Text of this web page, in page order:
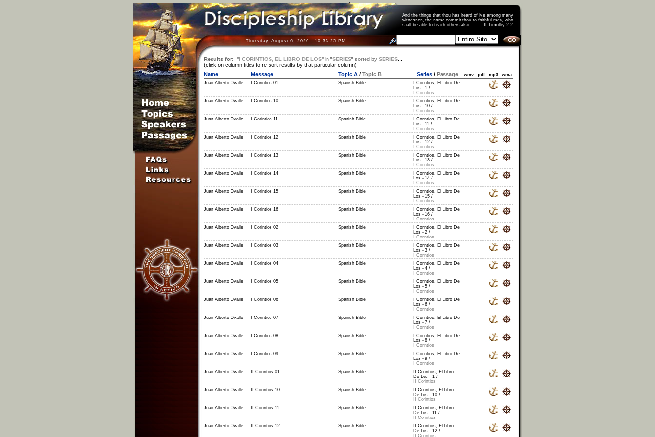
And the things that thou has heard of Me among many
witnesses, the same commit thou to faithful men, who
shall be able to teach others also. II Timothy 2:2
Thursday, August 6, 2026 - 10:33:25 PM
Results for: "I CORINTIOS, EL LIBRO DE LOS" in"SERIES" sorted by SERIES...
(click on column titles to re-sort results by that particular column)
Name
Message Topic A/ Topic B Series/ Passage .wmv .pdf .mp3 .wma
Juan Alberto Ovalle
I Corintios 01 Spanish Bible
I Corintios, El Libro De
Los - 1 /
I Corintios
Juan Alberto Ovalle
I Corintios 10 Spanish Bible
I Corintios, El Libro De
Los - 10 /
I Corintios
Juan Alberto Ovalle
I Corintios 11 Spanish Bible
I Corintios, El Libro De
Los - 11 /
I Corintios
Juan Alberto Ovalle
I Corintios 12 Spanish Bible
I Corintios, El Libro De
Los - 12 /
I Corintios
Juan Alberto Ovalle
I Corintios 13 Spanish Bible
I Corintios, El Libro De
Los - 13 /
I Corintios
Juan Alberto Ovalle
I Corintios 14 Spanish Bible
I Corintios, El Libro De
Los - 14 /
I Corintios
Juan Alberto Ovalle
I Corintios 15 Spanish Bible
I Corintios, El Libro De
Los - 15 /
I Corintios
Juan Alberto Ovalle
I Corintios 16 Spanish Bible
I Corintios, El Libro De
Los - 16 /
I Corintios
Juan Alberto Ovalle
I Corintios 02 Spanish Bible
I Corintios, El Libro De
Los - 2 /
I Corintios
Juan Alberto Ovalle
I Corintios 03 Spanish Bible
I Corintios, El Libro De
Los - 3 /
I Corintios
Juan Alberto Ovalle
I Corintios 04 Spanish Bible
I Corintios, El Libro De
Los - 4 /
I Corintios
Juan Alberto Ovalle
I Corintios 05 Spanish Bible
I Corintios, El Libro De
Los - 5 /
I Corintios
Juan Alberto Ovalle
I Corintios 06 Spanish Bible
I Corintios, El Libro De
Los - 6 /
I Corintios
Juan Alberto Ovalle
I Corintios 07 Spanish Bible
I Corintios, El Libro De
Los - 7 /
I Corintios
Juan Alberto Ovalle
I Corintios 08 Spanish Bible
I Corintios, El Libro De
Los - 8 /
I Corintios
Juan Alberto Ovalle
I Corintios 09 Spanish Bible
I Corintios, El Libro De
Los - 9 /
I Corintios
Juan Alberto Ovalle
II Corintios 01 Spanish Bible
II Corintios, El Libro
De Los - 1 /
II Corintios
Juan Alberto Ovalle
II Corintios 10 Spanish Bible
II Corintios, El Libro
De Los - 10 /
II Corintios
Juan Alberto Ovalle
II Corintios 11 Spanish Bible
II Corintios, El Libro
De Los - 11 /
II Corintios
Juan Alberto Ovalle
II Corintios 12 Spanish Bible
II Corintios, El Libro
De Los - 12 /
II Corintios